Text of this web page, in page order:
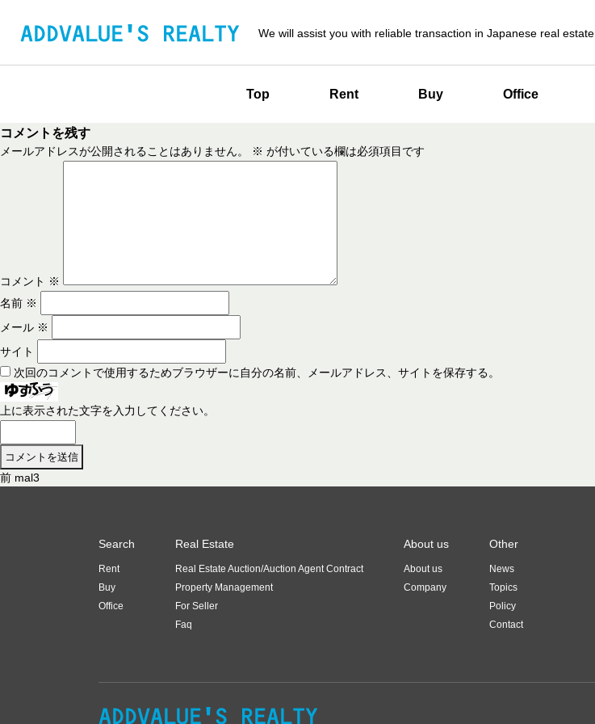
We will assist you with reliable transaction in Japanese real estate.
Top Rent Buy Office
コメントを残す
メールアドレスが公開されることはありません。 ※ が付いている欄は必須項目です
コメント ※
名前 ※
メール ※
サイト
次回のコメントで使用するためブラウザーに自分の名前、メールアドレス、サイトを保存する。
上に表示された文字を入力してください。
投
前 前
mal3
Search
Rent
Buy
Office
Real Estate
Real Estate Auction/Auction Agent Contract
Property Management
For Seller
Faq
About us
About us
Company
Other
News
Topics
Policy
Contact